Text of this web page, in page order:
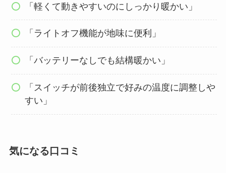
「軽くて動きやすいのにしっかり暖かい」
「ライトオフ機能が地味に便利」
「バッテリーなしでも結構暖かい」
「スイッチが前後独立で好みの温度に調整しや
すい」
気になる口コミ